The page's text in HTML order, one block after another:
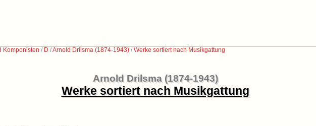
Komponisten / D /Arnold Drilsma (1874-1943) /Werke sortiert nach Musikgattung
Arnold Drilsma (1874-1943)
Werke sortiert nach Musikgattung